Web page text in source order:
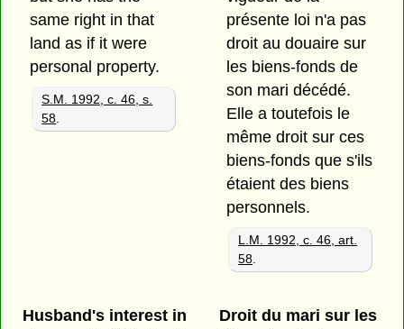
same right in that
land as if it were
personal property.
S.M. 1992, c. 46, s.
58
présente loi n'a pas
droit au douaire sur
les biens-fonds de
son mari décédé.
Elle a toutefois le
même droit sur ces
biens-fonds que s'ils
étaient des biens
personnels.
L.M. 1992, c. 46, art.
58
Husband's interest in
Droit du mari sur les